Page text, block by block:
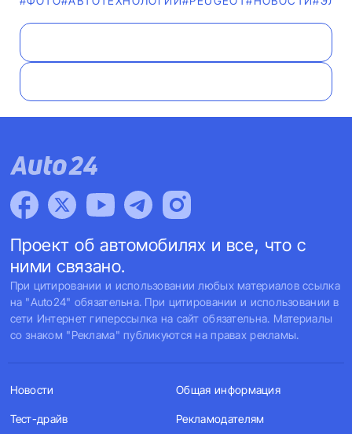
Проект об автомобилях и все, что с
ними связано.
При цитировании и использовании любых материалов ссылка
на "Auto24" обязательна. При цитировании и использовании в
сети Интернет гиперссылка на сайт обязательна. Материалы
со знаком "Реклама" публикуются на правах рекламы.
Новости
Тест-драйв
Общая информация
Рекламодателям